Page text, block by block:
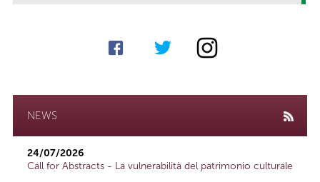
NEWS
24/07/2026
Call for Abstracts - La vulnerabilità del patrimonio culturale